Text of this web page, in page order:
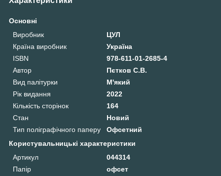
Основні
Виробник
ЦУЛ
Країна виробник
Україна
ISBN
978-611-01-2685-4
Автор
Пєтков С.В.
Вид палітурки
М'який
Рік видання
2022
Кількість сторінок
164
Стан
Новий
Тип поліграфічного паперу
Офсетний
Користувальницькі характеристики
Артикул
044314
Папір
офсет